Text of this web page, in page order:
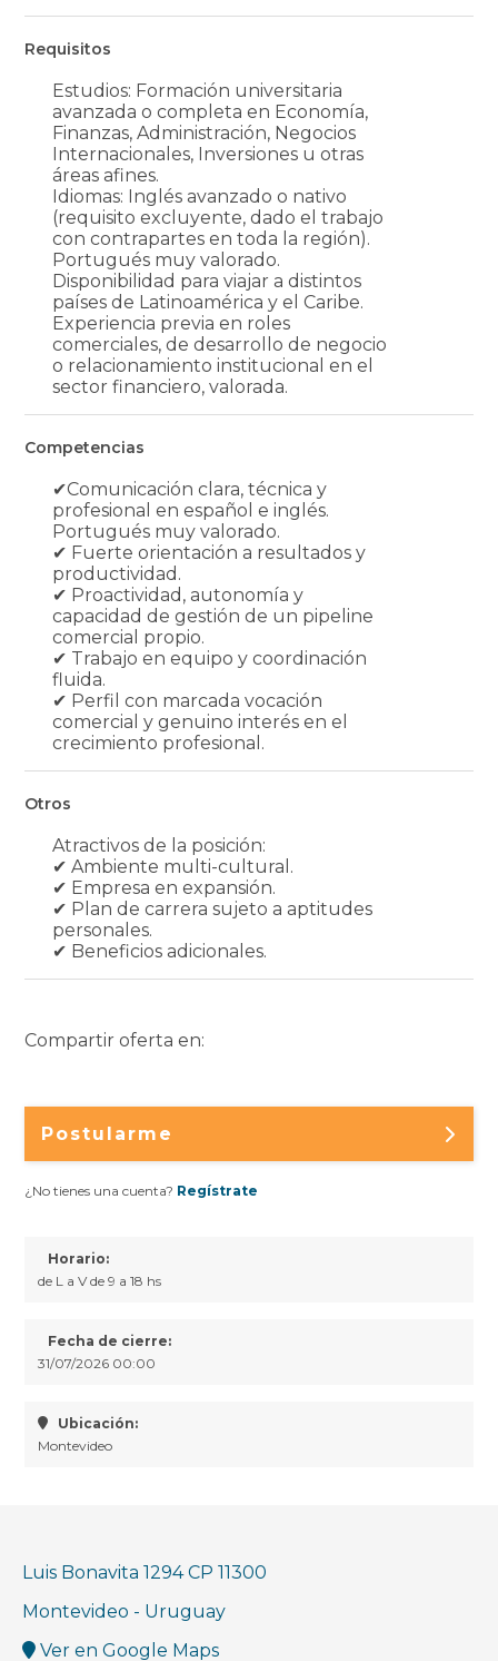
Requisitos
Estudios: Formación universitaria
avanzada o completa en Economía,
Finanzas, Administración, Negocios
Internacionales, Inversiones u otras
áreas afines.
Idiomas: Inglés avanzado o nativo
(requisito excluyente, dado el trabajo
con contrapartes en toda la región).
Portugués muy valorado.
Disponibilidad para viajar a distintos
países de Latinoamérica y el Caribe.
Experiencia previa en roles
comerciales, de desarrollo de negocio
o relacionamiento institucional en el
sector financiero, valorada.
Competencias
✔Comunicación clara, técnica y
profesional en español e inglés.
Portugués muy valorado.
✔ Fuerte orientación a resultados y
productividad.
✔ Proactividad, autonomía y
capacidad de gestión de un pipeline
comercial propio.
✔ Trabajo en equipo y coordinación
fluida.
✔ Perfil con marcada vocación
comercial y genuino interés en el
crecimiento profesional.
Otros
Atractivos de la posición:
✔ Ambiente multi-cultural.
✔ Empresa en expansión.
✔ Plan de carrera sujeto a aptitudes
personales.
✔ Beneficios adicionales.
Compartir oferta en:
Postularme
¿No tienes una cuenta? Regístrate
Horario:
de L a V de 9 a 18 hs
Fecha de cierre:
31/07/2026 00:00
Ubicación:
Montevideo
Luis Bonavita 1294 CP 11300
Montevideo - Uruguay
Ver en Google Maps